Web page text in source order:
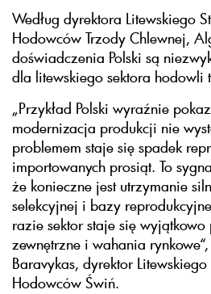
Według dyrektora Litewskiego
Hodowców Trzody Chlewnej,
doświadczenia Polski są
dla litewskiego sektora hodowli
„Przykład Polski wyraźnie
modernizacja produkcji nie
problemem staje się spadek
importowanych prosiąt. To
że konieczne jest utrzymanie
selekcyjnej i bazy
razie sektor staje się
zewnętrzne i wahania
Baravykas, dyrektor
Hodowców Świń.